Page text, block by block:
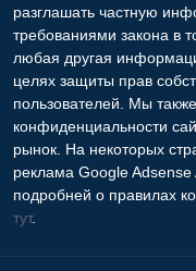
разглашать частную
требованиями закона в
любая другая
целях защиты прав
пользователей. Мы
конфиденциальности
рынок. На некоторых
реклама Google
подробней о правилах
тут.